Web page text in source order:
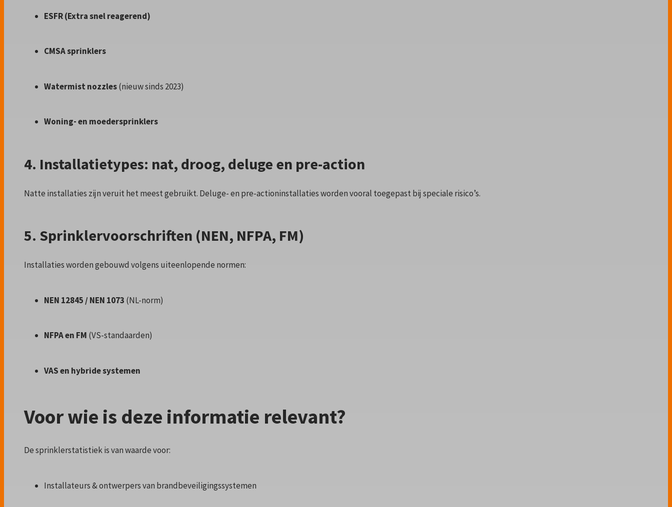
ESFR (Extra snel reagerend)
CMSA sprinklers
Watermist nozzles(nieuw sinds 2023)
Woning- en moedersprinklers
4. Installatietypes: nat, droog, deluge en pre-action
Natte installaties zijn veruit het meest gebruikt. Deluge- en pre-actioninstallaties worden vooral toegepast bij speciale risico’s.
5. Sprinklervoorschriften (NEN, NFPA, FM)
Installaties worden gebouwd volgens uiteenlopende normen:
NEN 12845 / NEN 1073 (NL-norm)
NFPA en FM (VS-standaarden)
VAS en hybride systemen
Voor wie is deze informatie relevant?
De sprinklerstatistiek is van waarde voor:
Installateurs & ontwerpers van brandbeveiligingssystemen